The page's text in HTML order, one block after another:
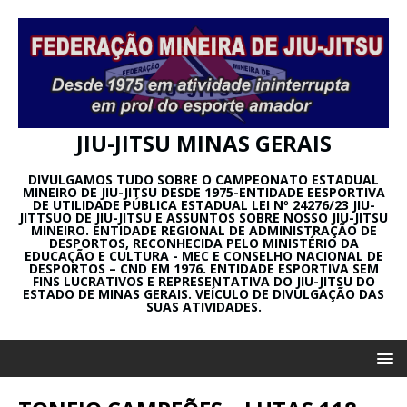
JIU-JITSU MINAS GERAIS
DIVULGAMOS TUDO SOBRE O CAMPEONATO ESTADUAL
MINEIRO DE JIU-JITSU DESDE 1975-ENTIDADE EESPORTIVA
DE UTILIDADE PÚBLICA ESTADUAL LEI Nº 24276/23 JIU-
JITTSUO DE JIU-JITSU E ASSUNTOS SOBRE NOSSO JIU-JITSU
MINEIRO. ENTIDADE REGIONAL DE ADMINISTRAÇÃO DE
DESPORTOS, RECONHECIDA PELO MINISTÉRIO DA
EDUCAÇÃO E CULTURA - MEC E CONSELHO NACIONAL DE
DESPORTOS – CND EM 1976. ENTIDADE ESPORTIVA SEM
FINS LUCRATIVOS E REPRESENTATIVA DO JIU-JITSU DO
ESTADO DE MINAS GERAIS. VEÍCULO DE DIVULGAÇÃO DAS
SUAS ATIVIDADES.